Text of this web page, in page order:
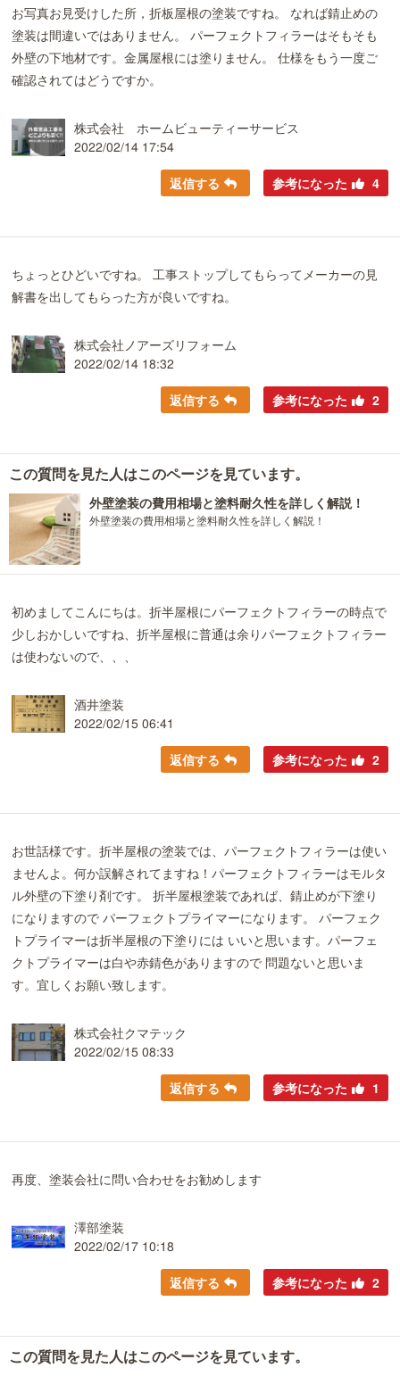
お写真お見受けした所，折板屋根の塗装ですね。 なれば錆止めの
塗装は間違いではありません。 パーフェクトフィラーはそもそも
外壁の下地材です。金属屋根には塗りません。 仕様をもう一度ご
確認されてはどうですか。
株式会社 ホームビューティーサービス
2022/02/14 17:54
返信する 参考になった 4
ちょっとひどいですね。 工事ストップしてもらってメーカーの見
解書を出してもらった方が良いですね。
株式会社ノアーズリフォーム
2022/02/14 18:32
返信する 参考になった 2
この質問を見た人はこのページを見ています。
外壁塗装の費用相場と塗料耐久性を詳しく解説！
外壁塗装の費用相場と塗料耐久性を詳しく解説！
初めましてこんにちは。折半屋根にパーフェクトフィラーの時点で
少しおかしいですね、折半屋根に普通は余りパーフェクトフィラー
は使わないので、、、
酒井塗装
2022/02/15 06:41
返信する 参考になった 2
お世話様です。折半屋根の塗装では、パーフェクトフィラーは使い
ませんよ。何か誤解されてますね！パーフェクトフィラーはモルタ
ル外壁の下塗り剤です。 折半屋根塗装であれば、錆止めが下塗り
になりますので パーフェクトプライマーになります。 パーフェク
トプライマーは折半屋根の下塗りには いいと思います。パーフェ
クトプライマーは白や赤錆色がありますので 問題ないと思いま
す。宜しくお願い致します。
株式会社クマテック
2022/02/15 08:33
返信する 参考になった 1
再度、塗装会社に問い合わせをお勧めします
澤部塗装
2022/02/17 10:18
返信する 参考になった 2
この質問を見た人はこのページを見ています。